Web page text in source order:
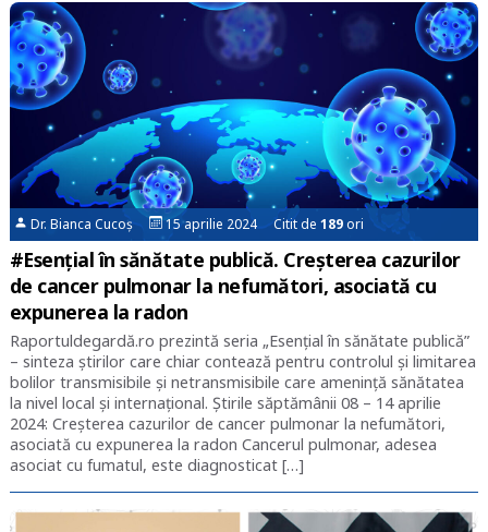
Dr. Bianca Cucoș 15 aprilie 2024 Citit de189ori
#Esențial în sănătate publică. Creșterea cazurilor
de cancer pulmonar la nefumători, asociată cu
expunerea la radon
Raportuldegardă.ro prezintă seria „Esențial în sănătate publică”
– sinteza știrilor care chiar contează pentru controlul și limitarea
bolilor transmisibile și netransmisibile care amenință sănătatea
la nivel local și internațional. Știrile săptămânii 08 – 14 aprilie
2024: Creșterea cazurilor de cancer pulmonar la nefumători,
asociată cu expunerea la radon Cancerul pulmonar, adesea
asociat cu fumatul, este diagnosticat […]